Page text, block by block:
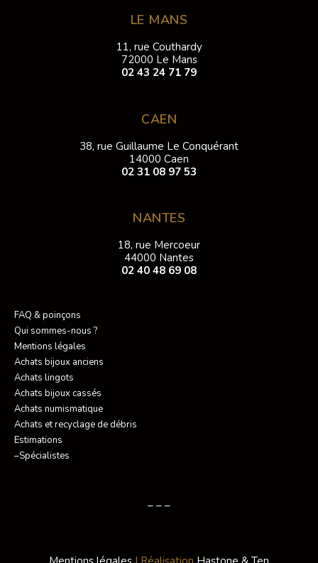
LE MANS
11, rue Couthardy
72000 Le Mans
02 43 24 71 79
CAEN
38, rue Guillaume Le Conquérant
14000 Caen
02 31 08 97 53
NANTES
18, rue Mercoeur
44000 Nantes
02 40 48 69 08
FAQ & poinçons
Qui sommes-nous ?
Mentions légales
Achats bijoux anciens
Achats lingots
Achats bijoux cassés
Achats numismatique
Achats et recyclage de débris
Estimations
–Spécialistes
– – –